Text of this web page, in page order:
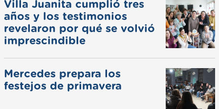
Villa Juanita cumplió tres
años y los testimonios
revelaron por qué se volvió
imprescindible
Mercedes prepara los
festejos de primavera